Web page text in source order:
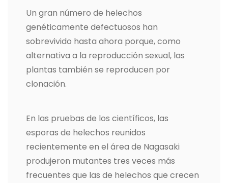
Un gran número de helechos
genéticamente defectuosos han
sobrevivido hasta ahora porque, como
alternativa a la reproducción sexual, las
plantas también se reproducen por
clonación.
En las pruebas de los científicos, las
esporas de helechos reunidos
recientemente en el área de Nagasaki
produjeron mutantes tres veces más
frecuentes que las de helechos que crecen